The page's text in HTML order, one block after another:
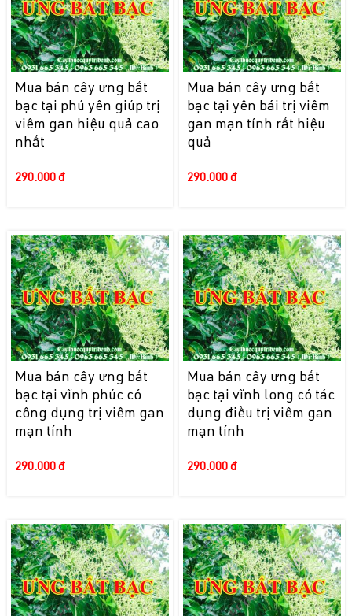
Mua bán cây ưng bất
bạc tại phú yên giúp trị
viêm gan hiệu quả cao
nhất
290.000 đ
Mua bán cây ưng bất
bạc tại yên bái trị viêm
gan mạn tính rất hiệu
quả
290.000 đ
Mua bán cây ưng bất
bạc tại vĩnh phúc có
công dụng trị viêm gan
mạn tính
290.000 đ
Mua bán cây ưng bất
bạc tại vĩnh long có tác
dụng điều trị viêm gan
mạn tính
290.000 đ